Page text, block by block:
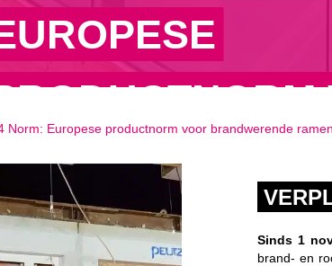
EN
Norm: Europese productnorm voor brandwerende
Sinds 1
brand- en